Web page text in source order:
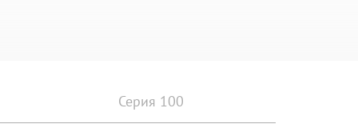
Серия 100